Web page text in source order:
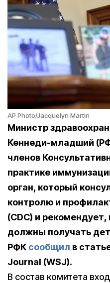
AP Photo/Jacquelyn Martin
Министр
Кеннеди-младший
членов
практике
орган, который
контролю и
(CDC) и
должны получать
РФК сообщил в
Journal (WSJ).
В состав комитета